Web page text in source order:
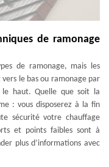
de ramonage
de ramonage, mais les
le bas ou ramonage par
le haut. Quelle que soit la
: vous disposerez à la fin
sécurité votre chauffage
et points faibles sont à
plus d’informations avec